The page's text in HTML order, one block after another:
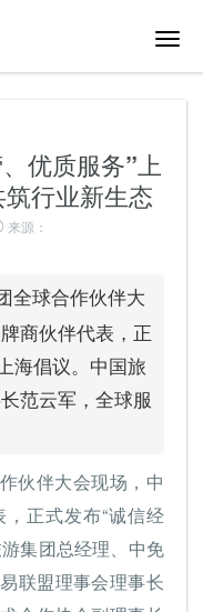
切
优质服务”上
行业新生态
来源：
全球合作伙伴大
商伙伴代表，正
海倡议。中国旅
范云军，全球服
伙伴大会现场，中
正式发布“诚信经
集团总经理、中免
联盟理事会理事长